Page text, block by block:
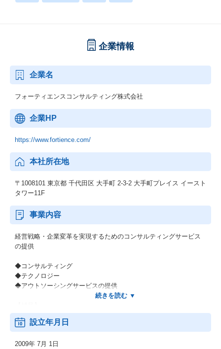
企業情報
企業名
フォーティエンスコンサルティング株式会社
企業HP
https://www.fortience.com/
本社所在地
〒1008101 東京都 千代田区 大手町 2-3-2 大手町プレイス イースト
タワー11F
事業内容
経営戦略・企業変革を実現するためのコンサルティングサービス
の提供
◆コンサルティング
◆テクノロジー
◆アウトソーシングサービスの提供
＊長期にわたってこの国のインフラと数々の日本企業を支えてき
た当社グループの歴史。そして世界有数のグローバルファームで
＊コンサルタントの90％がキャリア人材、事業会社出身者が51％
設立年月日
2009年 7月 1日